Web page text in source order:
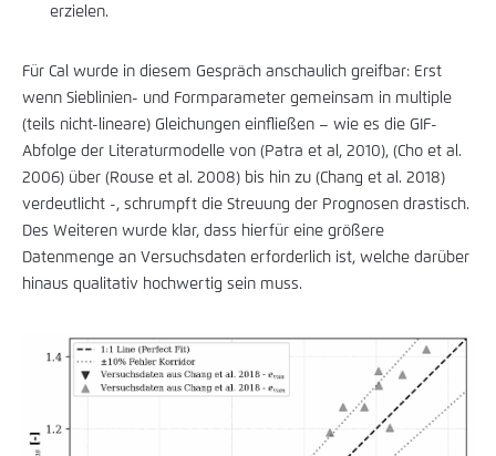
erzielen.
Für Cal wurde in diesem Gespräch anschaulich greifbar: Erst
wenn Sieblinien- und Formparameter gemeinsam in multiple
(teils nicht-lineare) Gleichungen einfließen – wie es die GIF-
Abfolge der Literaturmodelle von (Patra et al, 2010), (Cho et al.
2006) über (Rouse et al. 2008) bis hin zu (Chang et al. 2018)
verdeutlicht -, schrumpft die Streuung der Prognosen drastisch.
Des Weiteren wurde klar, dass hierfür eine größere
Datenmenge an Versuchsdaten erforderlich ist, welche darüber
hinaus qualitativ hochwertig sein muss.